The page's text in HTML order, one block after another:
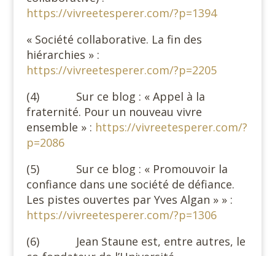
https://vivreetesperer.com/?p=1394
« Société collaborative. La fin des
hiérarchies » :
https://vivreetesperer.com/?p=2205
(4) Sur ce blog : « Appel à la
fraternité. Pour un nouveau vivre
ensemble » : https://vivreetesperer.com/?
p=2086
(5) Sur ce blog : « Promouvoir la
confiance dans une société de défiance.
Les pistes ouvertes par Yves Algan » » :
https://vivreetesperer.com/?p=1306
(6) Jean Staune est, entre autres, le